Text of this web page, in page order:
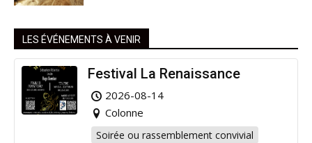
LES ÉVÉNEMENTS À VENIR
Festival La Renaissance
2026-08-14
Colonne
Soirée ou rassemblement convivial